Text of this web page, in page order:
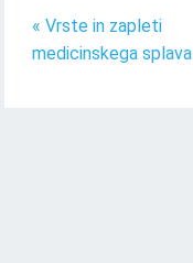
« Vrste in zapleti
medicinskega splava